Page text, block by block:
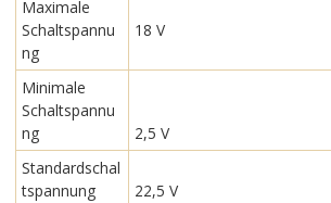
Maximale
Schaltspannu
ng
18 V
Minimale
Schaltspannu
ng
2,5 V
Standardschal
tspannung
22,5 V